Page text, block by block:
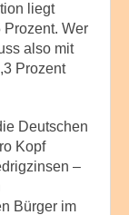
liegt
Wer
also mit
Prozent
Deutschen
Kopf
–
Bürger im